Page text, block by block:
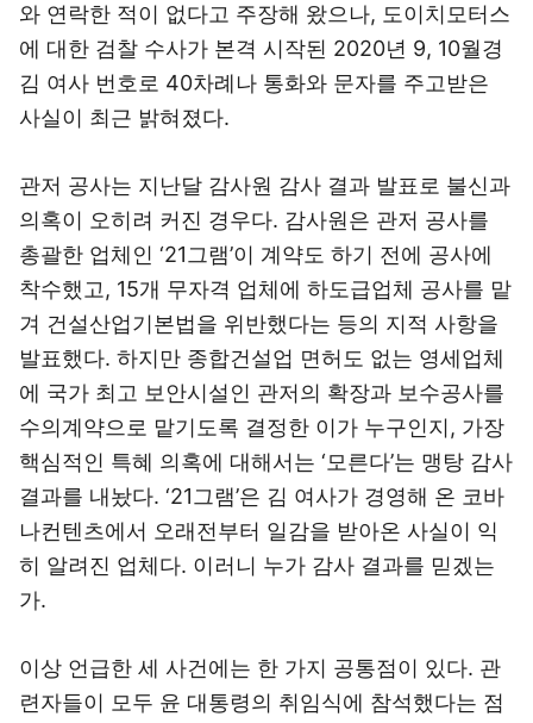
와 연락한 적이 없다고 주장해 왔으나, 도이치모터스
에 대한 검찰 수사가 본격 시작된 2020년 9, 10월경
김 여사 번호로 40차례나 통화와 문자를 주고받은
사실이 최근 밝혀졌다.
관저 공사는 지난달 감사원 감사 결과 발표로 불신과
의혹이 오히려 커진 경우다. 감사원은 관저 공사를
총괄한 업체인 ‘21그램’이 계약도 하기 전에 공사에
착수했고, 15개 무자격 업체에 하도급업체 공사를 맡
겨 건설산업기본법을 위반했다는 등의 지적 사항을
발표했다. 하지만 종합건설업 면허도 없는 영세업체
에 국가 최고 보안시설인 관저의 확장과 보수공사를
수의계약으로 맡기도록 결정한 이가 누구인지, 가장
핵심적인 특혜 의혹에 대해서는 ‘모른다’는 맹탕 감사
결과를 내놨다. ‘21그램’은 김 여사가 경영해 온 코바
나컨텐츠에서 오래전부터 일감을 받아온 사실이 익
히 알려진 업체다. 이러니 누가 감사 결과를 믿겠는
가.
이상 언급한 세 사건에는 한 가지 공통점이 있다. 관
련자들이 모두 윤 대통령의 취임식에 참석했다는 점